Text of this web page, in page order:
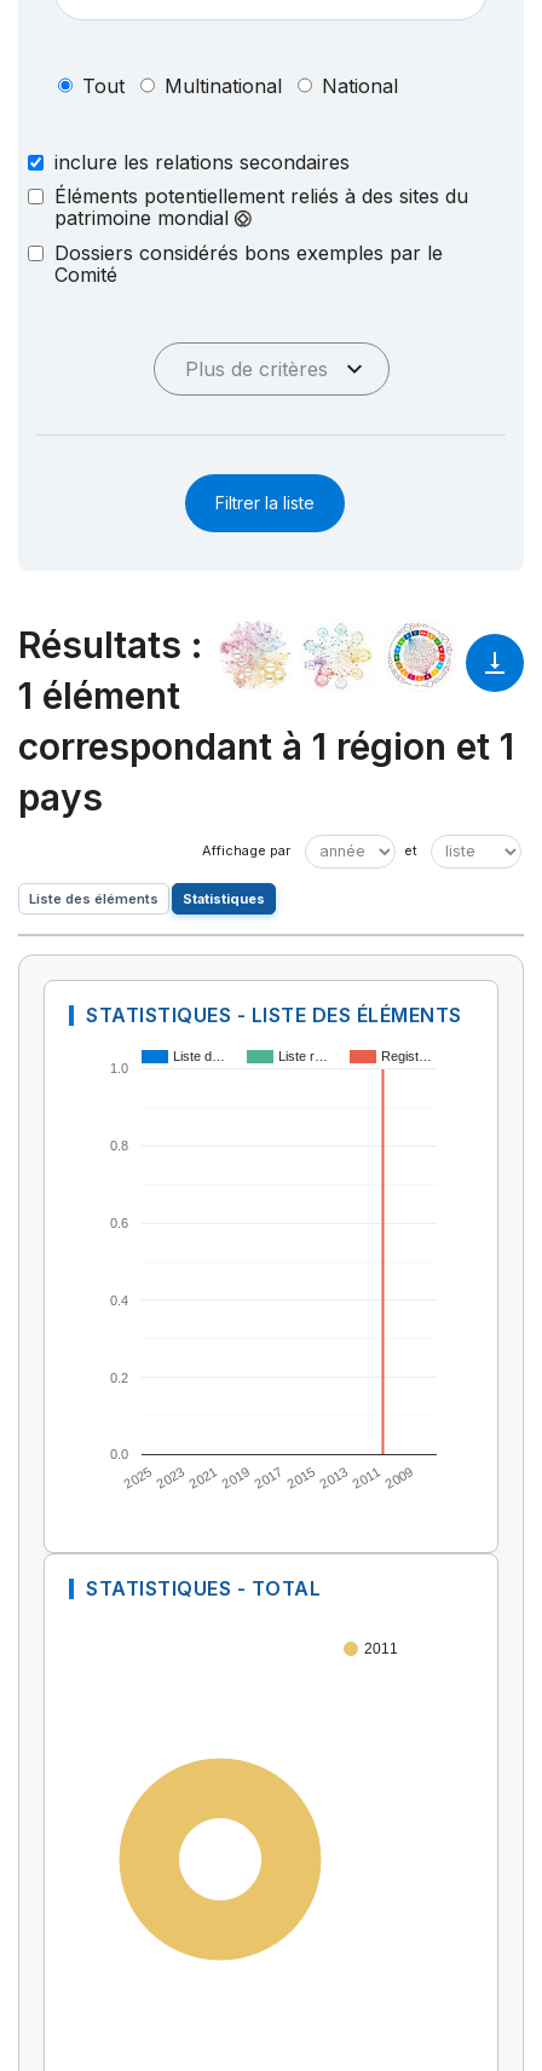
Tout Multinational National
inclure les relations secondaires
Éléments potentiellement reliés à des sites du
patrimoine mondial
Dossiers considérés bons exemples par le
Comité
Plus de critères
Filtrer la liste
Résultats :
1 élément
correspondant à 1 région et 1
pays
Liste des éléments Statistiques
Affichage par
STATISTIQUES - LISTE DES ÉLÉMENTS
Liste d… Liste r… Regist…
20252023202120192017 2015201320112009
0.0
0.2
0.4
0.6
0.8
1.0
STATISTIQUES - TOTAL
2011